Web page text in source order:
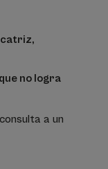
no logra
a un